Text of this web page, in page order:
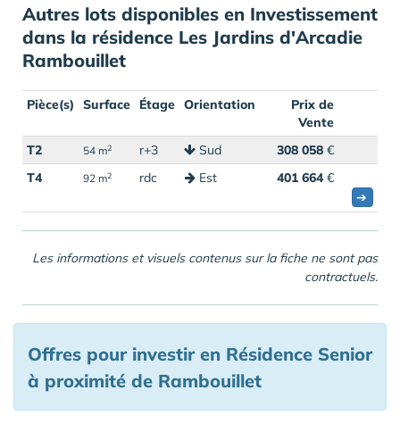
Autres lots disponibles en Investissement
dans la résidence Les Jardins d'Arcadie
Rambouillet
Pièce(s) Surface Étage Orientation
Prix de
Vente
T2
54 m2 r+3 Sud 308 058 €
T4
92 m2 rdc Est 401 664€
➔
Les informations et visuels contenus sur la fiche ne sont pas
contractuels.
Offres pour investir en Résidence Senior
à proximité de Rambouillet